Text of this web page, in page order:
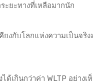
ะยะทางที่เหลือมากนัก
ยงกับโลกแห่งความเป็นจริ
ด้เกินกว่าค่า WLTP อย่างเ